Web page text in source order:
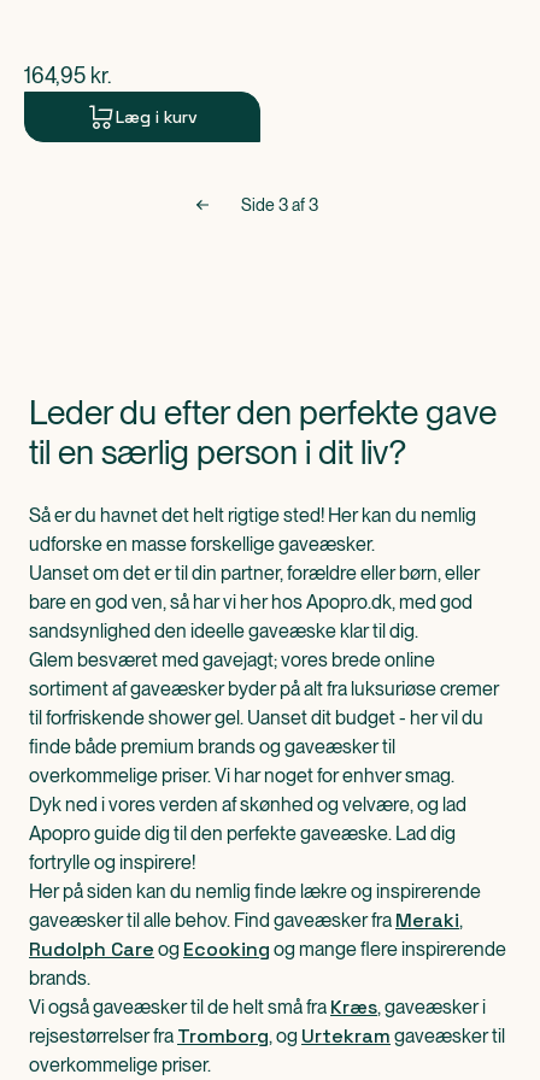
$nuværende pris
164,95 kr.
Læg i kurv
Side3af3
Leder du efter den perfekte gave
til en særlig person i dit liv?
Så er du havnet det helt rigtige sted! Her kan du nemlig
udforske en masse forskellige gaveæsker.
Uanset om det er til din partner, forældre eller børn, eller
bare en god ven, så har vi her hos Apopro.dk, med god
sandsynlighed den ideelle gaveæske klar til dig.
Glem besværet med gavejagt; vores brede online
sortiment af gaveæsker byder på alt fra luksuriøse cremer
til forfriskende shower gel. Uanset dit budget - her vil du
finde både premium brands og gaveæsker til
overkommelige priser. Vi har noget for enhver smag.
Dyk ned i vores verden af skønhed og velvære, og lad
Apopro guide dig til den perfekte gaveæske. Lad dig
fortrylle og inspirere!
Her på siden kan du nemlig finde lækre og inspirerende
gaveæsker til alle behov. Find gaveæsker fra Meraki,
Rudolph Care og Ecooking og mange flere inspirerende
brands.
Vi også gaveæsker til de helt små fra Kræs, gaveæsker i
rejsestørrelser fra Tromborg, og Urtekram gaveæsker til
overkommelige priser.